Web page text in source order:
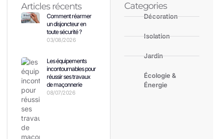
Articles récents
Comment réarmer
un disjoncteur en
toute sécurité ?
03/08/2026
Les équipements
incontournables pour
réussir ses travaux
de maçonnerie
08/07/2026
Categories
Décoration
Isolation
Jardin
Écologie &
Énergie